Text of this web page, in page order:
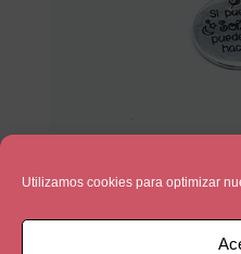
Utilizamos cookies para optimizar
Si